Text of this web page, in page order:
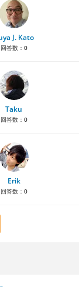
J. Kato
回答数： 0
Taku
回答数： 0
Erik
回答数： 0